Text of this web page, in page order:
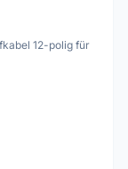
12-polig für